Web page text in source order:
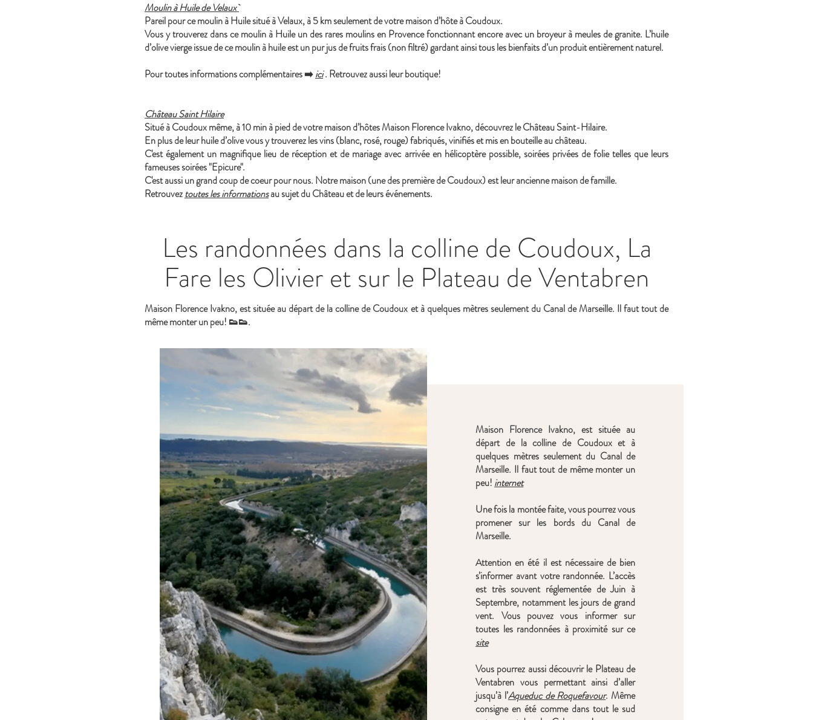
Moulin à Huile de Velaux
Pareil pour ce moulin à Huile situé à Velaux, à 5 km seulement de votre maison d’hôte à Coudoux.
Vous y trouverez dans ce moulin à Huile un des rares moulins en Provence fonctionnant encore avec un broyeur à meules de granite. L’huile
d’olive vierge issue de ce moulin à huile est un pur jus de fruits frais (non filtré) gardant ainsi tous les bienfaits d’un produit entièrement naturel.
Pour toutes informations complémentaires ➡️ici. Retrouvez aussi leur boutique!
Château Saint Hilaire
Situé à Coudoux même, à 10 min à pied de votre maison d’hôtes Maison Florence Ivakno, découvrez le Château Saint-Hilaire.
En plus de leur huile d’olive vous y trouverez les vins (blanc, rosé, rouge) fabriqués, vinifiés et mis en bouteille au château.
C'est également un magnifique lieu de réception et de mariage avec arrivée en hélicoptère possible, soirées privées de folie telles que leurs
fameuses soirées "Epicure".
C'est aussi un grand coup de coeur pour nous. Notre maison (une des première de Coudoux) est leur ancienne maison de famille.
Retrouveztoutes les informationsau sujet du Château et de leurs événements.
Les randonnées dans la colline de Coudoux, La
Fare les Olivier et sur le Plateau de Ventabren
Maison Florence Ivakno, est située au départ de la colline de Coudoux et à quelques mètres seulement du Canal de Marseille. Il faut tout de
même monter un peu! 👟👟.
Maison Florence Ivakno, est située au
départ de la colline de Coudoux et à
quelques mètres seulement du Canal de
Marseille. Il faut tout de même monter un
peu! internet
Une fois la montée faite, vous pourrez vous
promener sur les bords du Canal de
Marseille.
Attention en été il est nécessaire de bien
s’informer avant votre randonnée. L’accès
est très souvent réglementée de Juin à
Septembre, notamment les jours de grand
vent. Vous pouvez vous informer sur
toutes les randonnées à proximité sur ce
site
Vous pourrez aussi découvrir le Plateau de
Ventabren vous permettant ainsi d’aller
jusqu’à l’Aqueduc de Roquefavour. Même
consigne en été comme dans tout le sud